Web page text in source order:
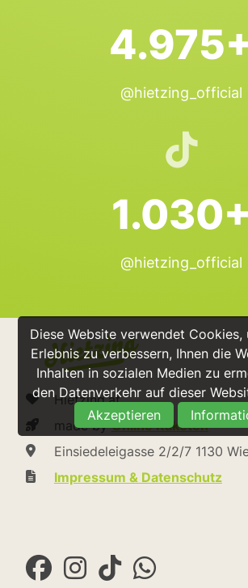
Diese Website verwendet Cookies,
Erlebnis zu verbessern, Ihnen die
Inhalten in sozialen Medien zu
den Datenverkehr auf dieser
Akzeptieren
@hietzing_official
1.030+
@hietzing_official
Hietzing.at
made byOnline Raketen
Einsiedeleigasse 2/2/7 1130
Impressum & Datenschutz